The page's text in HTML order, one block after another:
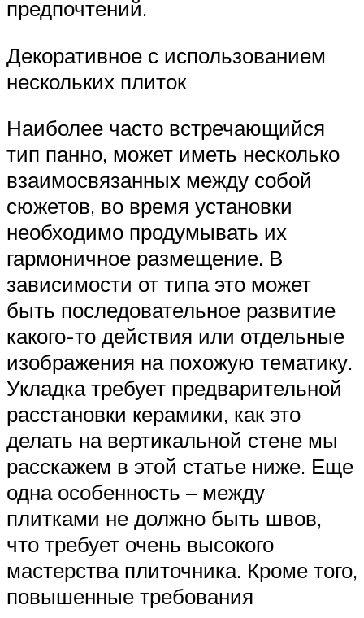
предпочтений.
Декоративное с использованием
нескольких плиток
Наиболее часто встречающийся
тип панно, может иметь несколько
взаимосвязанных между собой
сюжетов, во время установки
необходимо продумывать их
гармоничное размещение. В
зависимости от типа это может
быть последовательное развитие
какого-то действия или отдельные
изображения на похожую тематику.
Укладка требует предварительной
расстановки керамики, как это
делать на вертикальной стене мы
расскажем в этой статье ниже. Еще
одна особенность – между
плитками не должно быть швов,
что требует очень высокого
мастерства плиточника. Кроме того,
повышенные требования